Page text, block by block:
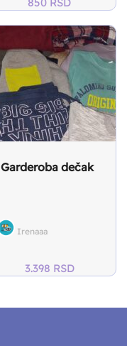
Garderoba dečak
Irenaaa
3.398 RSD